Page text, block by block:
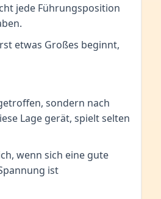
jede Führungsposition
etwas Großes beginnt,
sondern nach
Lage gerät, spielt selten
wenn sich eine gute
ist